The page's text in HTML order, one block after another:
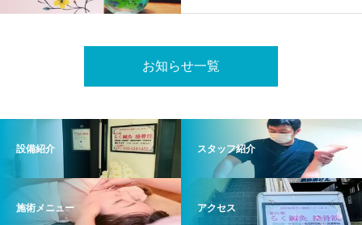
お知らせ一覧
設備紹介 スタッフ紹介
施術メニュー アクセス